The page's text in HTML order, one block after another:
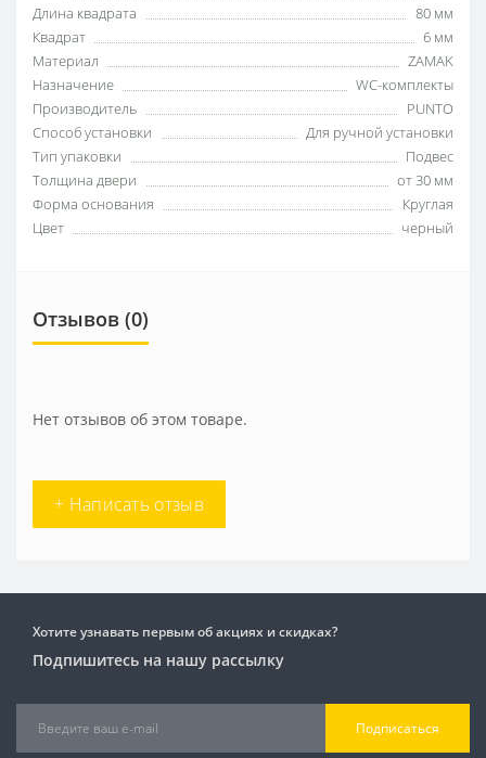
Длина квадрата
80 мм
Квадрат
6 мм
Материал
ZAMAK
Назначение
WC-комплекты
Производитель
PUNTO
Способ установки
Для ручной установки
Тип упаковки
Подвес
Толщина двери
от 30 мм
Форма основания
Круглая
Цвет
черный
Отзывов (0)
Нет отзывов об этом товаре.
+ Написать отзыв
Хотите узнавать первым об акциях и скидках?
Подпишитесь на нашу рассылку
Подписаться